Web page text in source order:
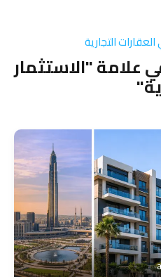
التجارية
علامة "الاستثمار